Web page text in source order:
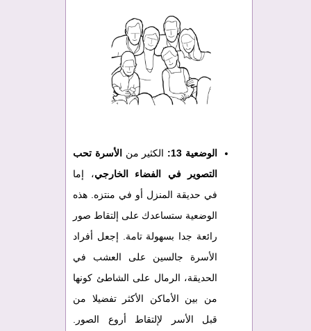
الوضعية 13: الكثير من
الأسرة تحب
التصوير في الفضاء الخارجي، إما
في حديقة المنزل أو في منتزه. هذه
الوضعية ستساعدك على إلتقاط صور
رائعة جدا بسهولة تامة. إجعل أفراد
الأسرة جالسين على العشب في
الحديقة، الرمال على الشاطئ كونها
من بين الأماكن الأكثر تفضيلا من
قبل الأسر لإلتقاط أروع الصور.